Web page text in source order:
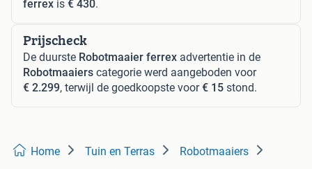
ferrex is € 430.
Prijscheck
De duurste Robotmaaier ferrex advertentie in de
Robotmaaiers categorie werd aangeboden voor
€ 2.299, terwijl de goedkoopste voor€ 15 stond.
Home Tuin en Terras Robotmaaiers